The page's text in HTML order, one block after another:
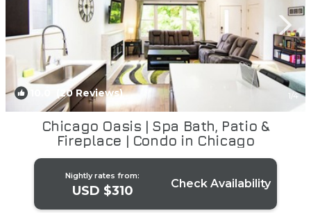
(20 Reviews) 1 /4
Chicago Oasis | Spa Bath, Patio &
Fireplace | Condo in Chicago
Nightly rates from:
USD $310 Check Availability